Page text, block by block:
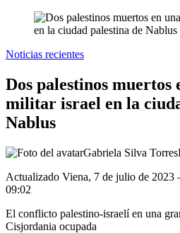
Noticias recientes
Dos palestinos muertos
militar israel en la
Nablus
Gabriela Silva Torres
Actualizado Viena, 7 de julio de 2023
09:02
El conflicto palestino-israelí en una
Cisjordania ocupada